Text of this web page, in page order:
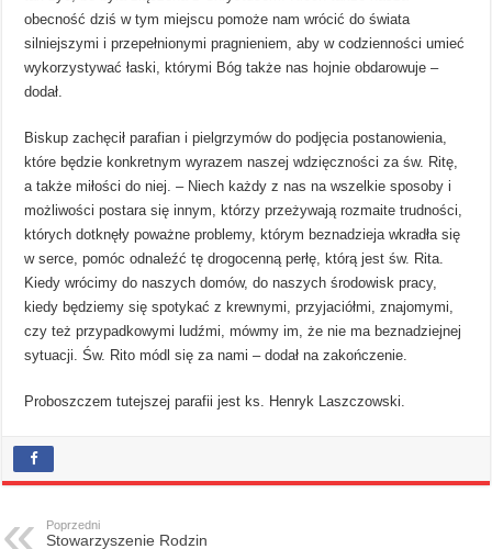
obecność dziś w tym miejscu pomoże nam wrócić do świata
silniejszymi i przepełnionymi pragnieniem, aby w codzienności umieć
wykorzystywać łaski, którymi Bóg także nas hojnie obdarowuje –
dodał.
Biskup zachęcił parafian i pielgrzymów do podjęcia postanowienia,
które będzie konkretnym wyrazem naszej wdzięczności za św. Ritę,
a także miłości do niej. – Niech każdy z nas na wszelkie sposoby i
możliwości postara się innym, którzy przeżywają rozmaite trudności,
których dotknęły poważne problemy, którym beznadzieja wkradła się
w serce, pomóc odnaleźć tę drogocenną perłę, którą jest św. Rita.
Kiedy wrócimy do naszych domów, do naszych środowisk pracy,
kiedy będziemy się spotykać z krewnymi, przyjaciółmi, znajomymi,
czy też przypadkowymi ludźmi, mówmy im, że nie ma beznadziejnej
sytuacji. Św. Rito módl się za nami – dodał na zakończenie.
Proboszczem tutejszej parafii jest ks. Henryk Laszczowski.
Poprzedni
Stowarzyszenie Rodzin